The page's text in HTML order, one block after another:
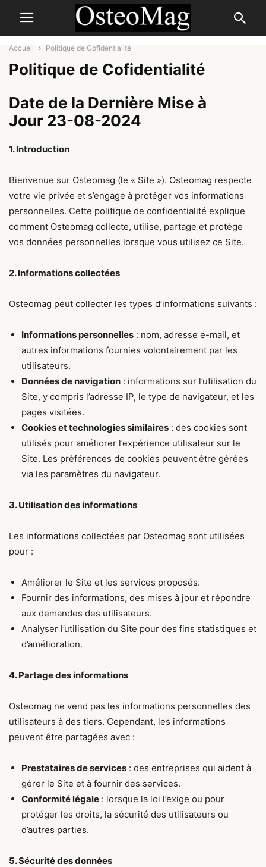
Accueil Politique de Cofidentialité
Politique de Cofidentialité
Date de la Dernière Mise à
Jour 23-08-2024
1. Introduction
Bienvenue sur Osteomag (le « Site »). Osteomag respecte
votre vie privée et s’engage à protéger vos informations
personnelles. Cette politique de confidentialité explique
comment Osteomag collecte, utilise, partage et protège
vos données personnelles lorsque vous utilisez ce Site.
2. Informations collectées
Osteomag peut collecter les types d’informations suivants :
Informations personnelles : nom, adresse e-mail, et
autres informations fournies volontairement par les
utilisateurs.
Données de navigation : informations sur l’utilisation du
Site, y compris l’adresse IP, le type de navigateur, et les
pages visitées.
Cookies et technologies similaires : des cookies sont
utilisés pour améliorer l’expérience utilisateur sur le
Site. Les préférences de cookies peuvent être gérées
via les paramètres du navigateur.
3. Utilisation des informations
Les informations collectées par Osteomag sont utilisées
pour :
Améliorer le Site et les services proposés.
Fournir des informations, des mises à jour et répondre
aux demandes des utilisateurs.
Analyser l’utilisation du Site pour des fins statistiques et
d’amélioration.
4. Partage des informations
Osteomag ne vend pas les informations personnelles des
utilisateurs à des tiers. Cependant, les informations
peuvent être partagées avec :
Prestataires de services : des entreprises qui aident à
gérer le Site et à fournir des services.
Conformité légale : lorsque la loi l’exige ou pour
protéger les droits, la sécurité des utilisateurs ou
d’autres parties.
5. Sécurité des données